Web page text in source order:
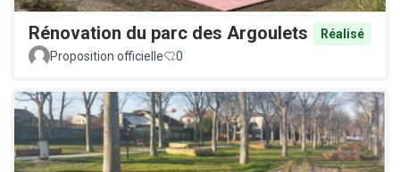
Rénovation du parc des Argoulets
Réalisé
Proposition officielle
0